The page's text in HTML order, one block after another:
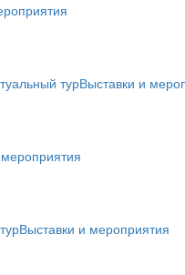
турВыставки и
Выставки и мероприятия